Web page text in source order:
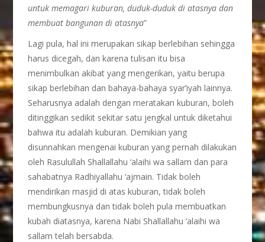
untuk memagari kuburan, duduk-duduk di atasnya dan
membuat bangunan di atasnya”
Lagi pula, hal ini merupakan sikap berlebihan sehingga
harus dicegah, dan karena tulisan itu bisa
menimbulkan akibat yang mengerikan, yaitu berupa
sikap berlebihan dan bahaya-bahaya syar’iyah lainnya.
Seharusnya adalah dengan meratakan kuburan, boleh
ditinggikan sedikit sekitar satu jengkal untuk diketahui
bahwa itu adalah kuburan. Demikian yang
disunnahkan mengenai kuburan yang pernah dilakukan
oleh Rasulullah Shallallahu ‘alaihi wa sallam dan para
sahabatnya Radhiyallahu ‘ajmain. Tidak boleh
mendirikan masjid di atas kuburan, tidak boleh
membungkusnya dan tidak boleh pula membuatkan
kubah diatasnya, karena Nabi Shallallahu ‘alaihi wa
sallam telah bersabda.